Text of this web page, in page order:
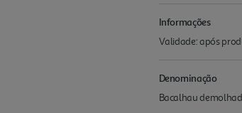
Informações
Validade: após
Denominação
Bacalhau